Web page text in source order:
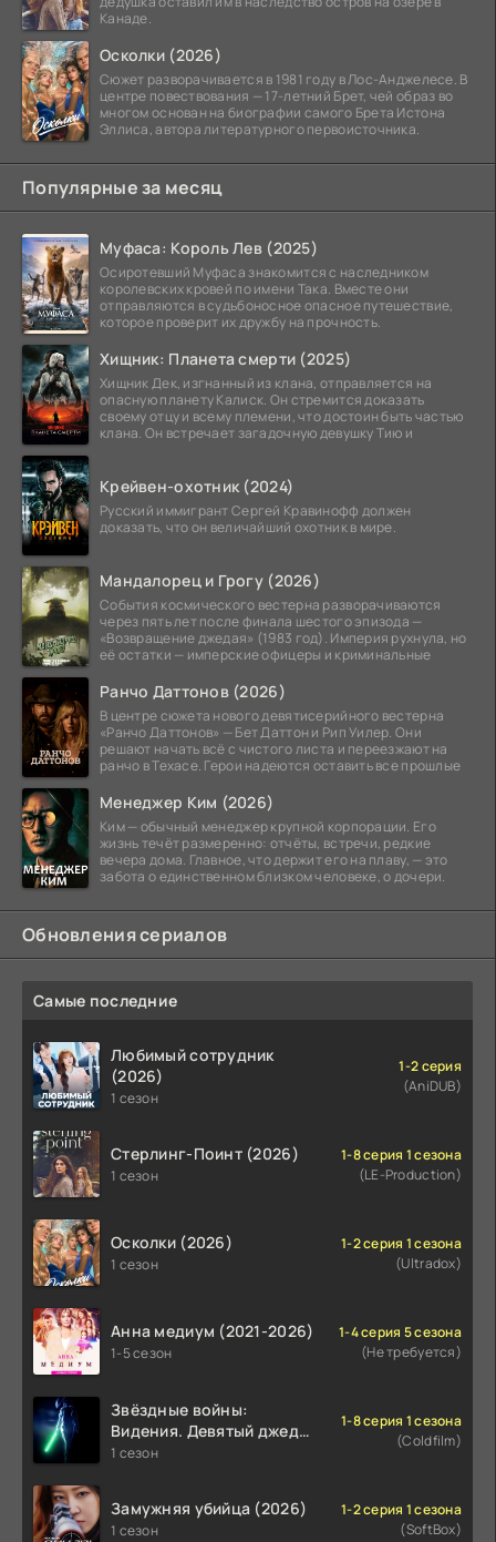
Канаде.
Осколки (2026)
Сюжет разворачивается в 1981 году в Лос-Анджелесе. В
центре повествования — 17-летний Брет, чей образ во
многом основан на биографии самого Брета Истона
Эллиса, автора литературного первоисточника.
Популярные за месяц
Муфаса: Король Лев (2025)
Осиротевший Муфаса знакомится с наследником
королевских кровей по имени Така. Вместе они
отправляются в судьбоносное опасное путешествие,
которое проверит их дружбу на прочность.
Хищник: Планета смерти (2025)
Хищник Дек, изгнанный из клана, отправляется на
опасную планету Калиск. Он стремится доказать
своему отцу и всему племени, что достоин быть частью
клана. Он встречает загадочную девушку Тию и
Крейвен-охотник (2024)
Русский иммигрант Сергей Кравинофф должен
доказать, что он величайший охотник в мире.
Мандалорец и Грогу (2026)
События космического вестерна разворачиваются
через пять лет после финала шестого эпизода —
«Возвращение джедая» (1983 год). Империя рухнула, но
её остатки — имперские офицеры и криминальные
Ранчо Даттонов (2026)
В центре сюжета нового девятисерийного вестерна
«Ранчо Даттонов» — Бет Даттон и Рип Уилер. Они
решают начать всё с чистого листа и переезжают на
ранчо в Техасе. Герои надеются оставить все прошлые
Менеджер Ким (2026)
Ким — обычный менеджер крупной корпорации. Его
жизнь течёт размеренно: отчёты, встречи, редкие
вечера дома. Главное, что держит его на плаву, — это
забота о единственном близком человеке, о дочери.
Обновления сериалов
Самые последние
Любимый сотрудник
(2026)
1 сезон
1-2 серия
(AniDUB)
Стерлинг-Поинт (2026)
1 сезон
1-8 серия 1 сезона
(LE-Production)
Осколки (2026)
1 сезон
1-2 серия 1 сезона
(Ultradox)
Анна медиум (2021-2026)
1-5 сезон
1-4 серия 5 сезона
(Не требуется)
Звёздные войны:
Видения. Девятый джедай
(2026)
1 сезон
1-8 серия 1 сезона
(Coldfilm)
Замужняя убийца (2026)
1 сезон
1-2 серия 1 сезона
(SoftBox)